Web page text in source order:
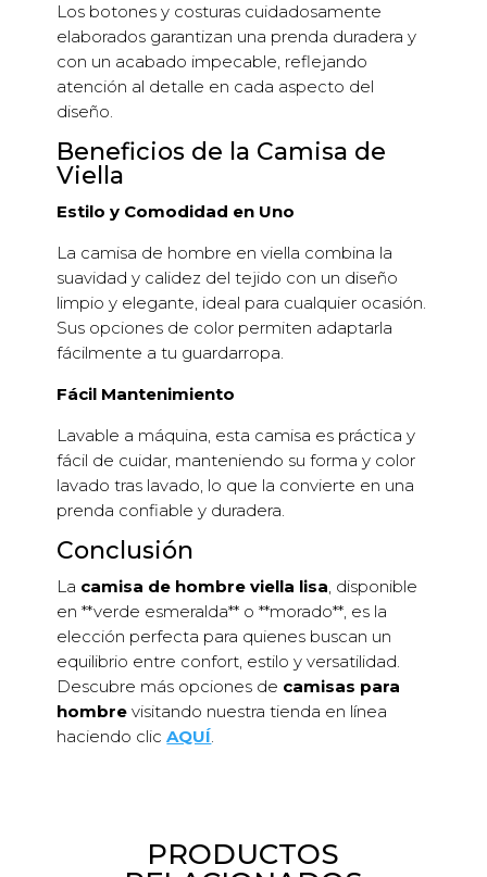
Los botones y costuras cuidadosamente
elaborados garantizan una prenda duradera y
con un acabado impecable, reflejando
atención al detalle en cada aspecto del
diseño.
Beneficios de la Camisa de
Viella
Estilo y Comodidad en Uno
La camisa de hombre en viella combina la
suavidad y calidez del tejido con un diseño
limpio y elegante, ideal para cualquier ocasión.
Sus opciones de color permiten adaptarla
fácilmente a tu guardarropa.
Fácil Mantenimiento
Lavable a máquina, esta camisa es práctica y
fácil de cuidar, manteniendo su forma y color
lavado tras lavado, lo que la convierte en una
prenda confiable y duradera.
Conclusión
La camisa de hombre viella lisa, disponible
en **verde esmeralda** o **morado**, es la
elección perfecta para quienes buscan un
equilibrio entre confort, estilo y versatilidad.
Descubre más opciones de camisas para
hombre visitando nuestra tienda en línea
haciendo clicAQUÍ.
PRODUCTOS